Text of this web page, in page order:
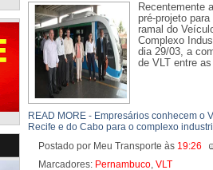
Recentemente
pré-projeto
ramal do
Complexo
dia 29/03, a
de VLT entre
READ MORE - Empresários conhecem o
Recife e do Cabo para o complexo
Postado por Meu Transporte às 19:26
Marcadores: Pernambuco VLT